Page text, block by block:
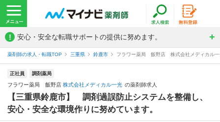
! 安心・安全な転職サポートの提供に努めます。
薬剤師の求人・転職TOP 三重県 鈴鹿市 フラワー薬局 飯野店 株式会社メディカル一
正社員 調剤薬局
フラワー薬局 飯野店 株式会社メディカル一光 の薬剤師求人
【三重県鈴鹿市】 調剤過誤防止システムを整備し、
安心・安全な環境作りに努めています。